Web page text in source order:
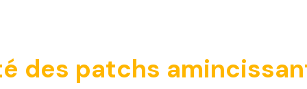
des patchs